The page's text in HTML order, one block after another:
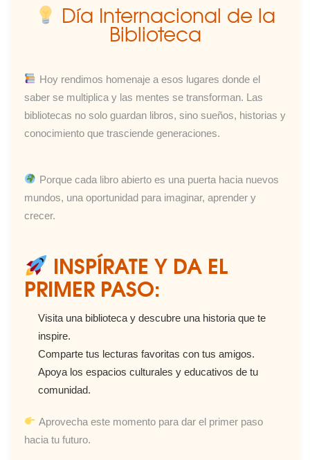
Día Internacional de la
Biblioteca
Hoy rendimos homenaje a esos lugares donde el
saber se multiplica y las mentes se transforman. Las
bibliotecas no solo guardan libros, sino sueños, historias y
conocimiento que trasciende generaciones.
Porque cada libro abierto es una puerta hacia nuevos
mundos, una oportunidad para imaginar, aprender y
crecer.
INSPÍRATE Y DA EL
PRIMER PASO:
Visita una biblioteca y descubre una historia que te
inspire.
Comparte tus lecturas favoritas con tus amigos.
Apoya los espacios culturales y educativos de tu
comunidad.
Aprovecha este momento para dar el primer paso
hacia tu futuro.